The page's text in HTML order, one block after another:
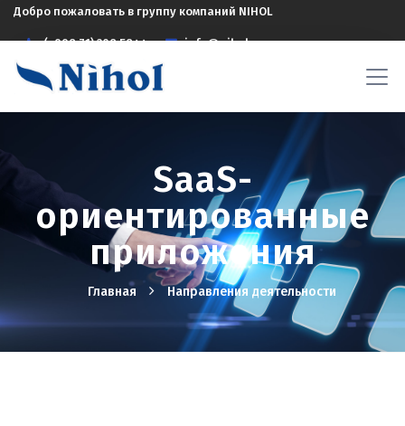
Добро пожаловать в группу компаний NIHOL
(+998 71) 208 5844 info@nihol.uz
SaaS-
ориентированные
приложения
Главная Hаправления деятельности